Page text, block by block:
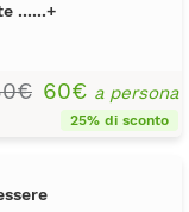
......+
60€ a persona
25% di sconto